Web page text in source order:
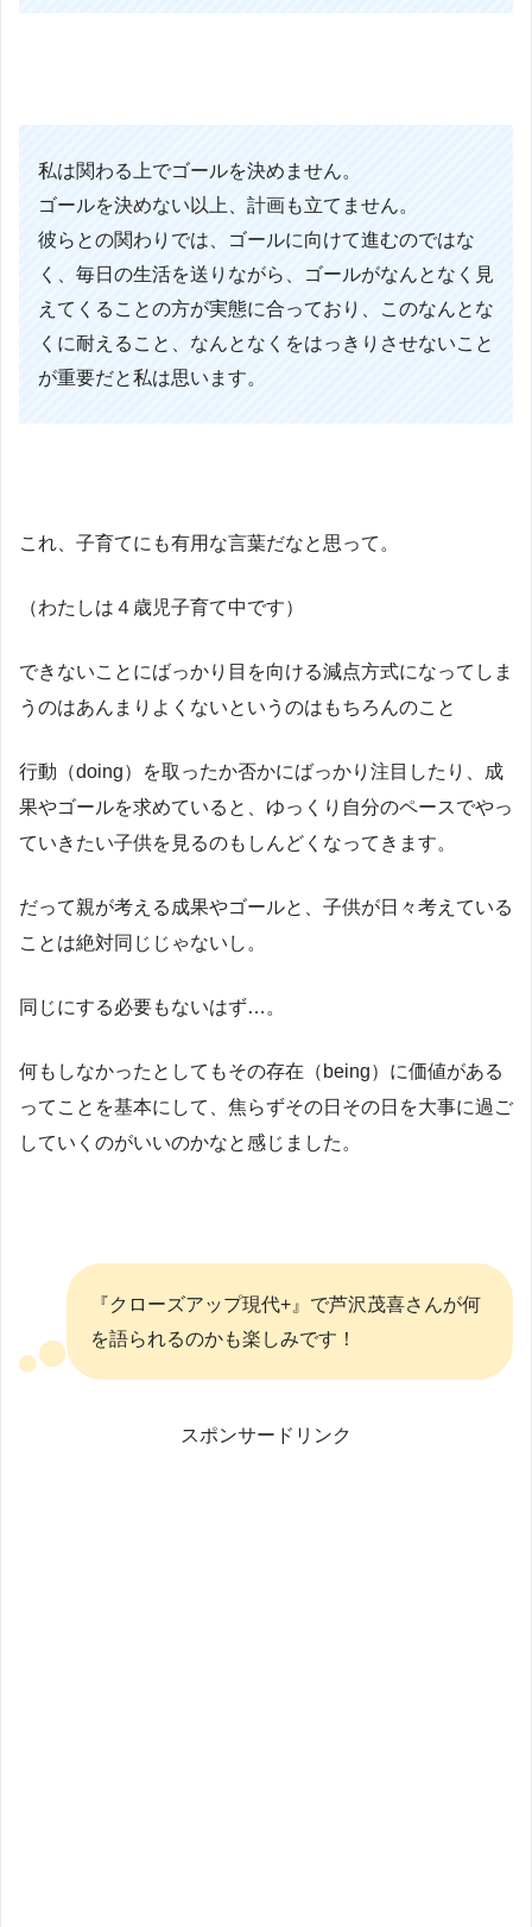
私は関わる上でゴールを決めません。
ゴールを決めない以上、計画も立てません。
彼らとの関わりでは、ゴールに向けて進むのではな
く、毎日の生活を送りながら、ゴールがなんとなく見
えてくることの方が実態に合っており、このなんとな
くに耐えること、なんとなくをはっきりさせないこと
が重要だと私は思います。
これ、子育てにも有用な言葉だなと思って。
（わたしは４歳児子育て中です）
できないことにばっかり目を向ける減点方式になってしま
うのはあんまりよくないというのはもちろんのこと
行動（doing）を取ったか否かにばっかり注目したり、成
果やゴールを求めていると、ゆっくり自分のペースでやっ
ていきたい子供を見るのもしんどくなってきます。
だって親が考える成果やゴールと、子供が日々考えている
ことは絶対同じじゃないし。
同じにする必要もないはず…。
何もしなかったとしてもその存在（being）に価値がある
ってことを基本にして、焦らずその日その日を大事に過ご
していくのがいいのかなと感じました。
『クローズアップ現代+』で芦沢茂喜さんが何
を語られるのかも楽しみです！
スポンサードリンク